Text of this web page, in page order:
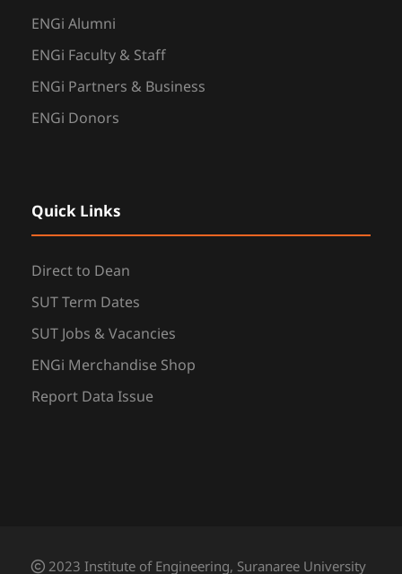
ENGi Alumni
ENGi Faculty & Staff
ENGi Partners & Business
ENGi Donors
Quick Links
Direct to Dean
SUT Term Dates
SUT Jobs & Vacancies
ENGi Merchandise Shop
Report Data Issue
2023 Institute of Engineering, Suranaree University